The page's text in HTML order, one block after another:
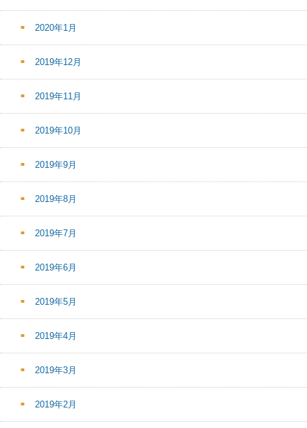
2020年1月
2019年12月
2019年11月
2019年10月
2019年9月
2019年8月
2019年7月
2019年6月
2019年5月
2019年4月
2019年3月
2019年2月